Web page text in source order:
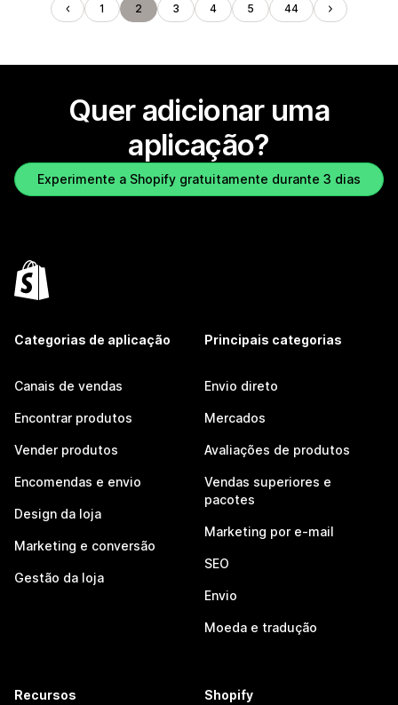
1 2 3 4 5 44
Quer adicionar uma
aplicação?
Experimente a Shopify gratuitamente durante 3 dias
Categorias de aplicação
Canais de vendas
Encontrar produtos
Vender produtos
Encomendas e envio
Design da loja
Marketing e conversão
Gestão da loja
Principais categorias
Envio direto
Mercados
Avaliações de produtos
Vendas superiores e
pacotes
Marketing por e-mail
SEO
Envio
Moeda e tradução
Recursos Shopify